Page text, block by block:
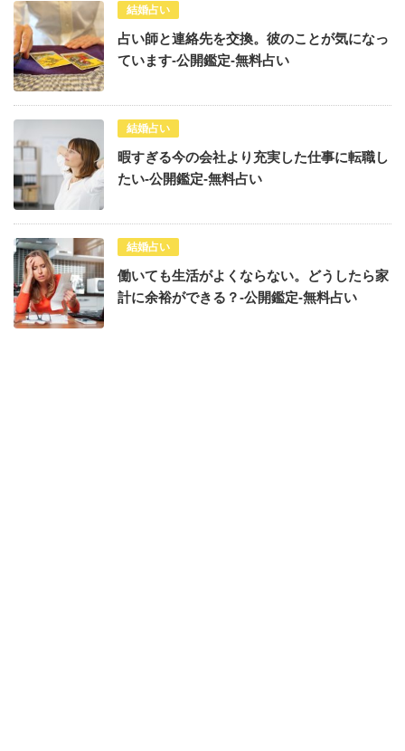
結婚占い
占い師と連絡先を交換。彼のことが気になっ
ています-公開鑑定-無料占い
結婚占い
暇すぎる今の会社より充実した仕事に転職し
たい-公開鑑定-無料占い
結婚占い
働いても生活がよくならない。どうしたら家
計に余裕ができる？-公開鑑定-無料占い